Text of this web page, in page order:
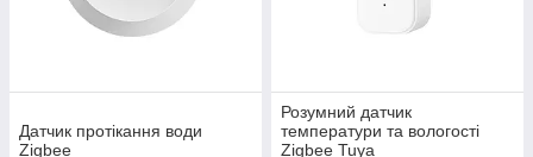
Датчик протікання води
Zigbee
Розумний датчик
температури та вологості
Zigbee Tuya